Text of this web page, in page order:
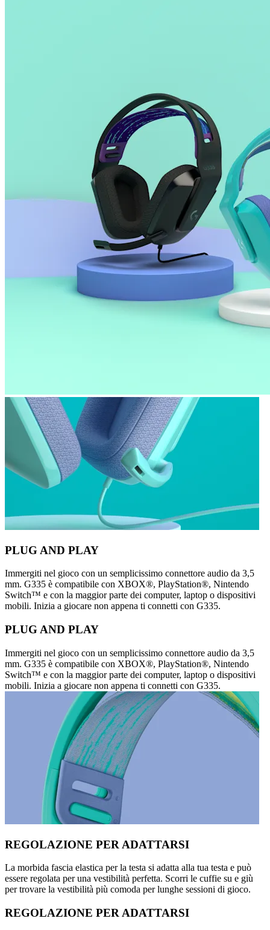
PLUG AND PLAY
Immergiti nel gioco con un semplicissimo connettore audio da 3,5
mm. G335 è compatibile con XBOX®, PlayStation®, Nintendo
Switch™ e con la maggior parte dei computer, laptop o dispositivi
mobili. Inizia a giocare non appena ti connetti con G335.
PLUG AND PLAY
Immergiti nel gioco con un semplicissimo connettore audio da 3,5
mm. G335 è compatibile con XBOX®, PlayStation®, Nintendo
Switch™ e con la maggior parte dei computer, laptop o dispositivi
mobili. Inizia a giocare non appena ti connetti con G335.
REGOLAZIONE PER ADATTARSI
La morbida fascia elastica per la testa si adatta alla tua testa e può
essere regolata per una vestibilità perfetta. Scorri le cuffie su e giù
per trovare la vestibilità più comoda per lunghe sessioni di gioco.
REGOLAZIONE PER ADATTARSI